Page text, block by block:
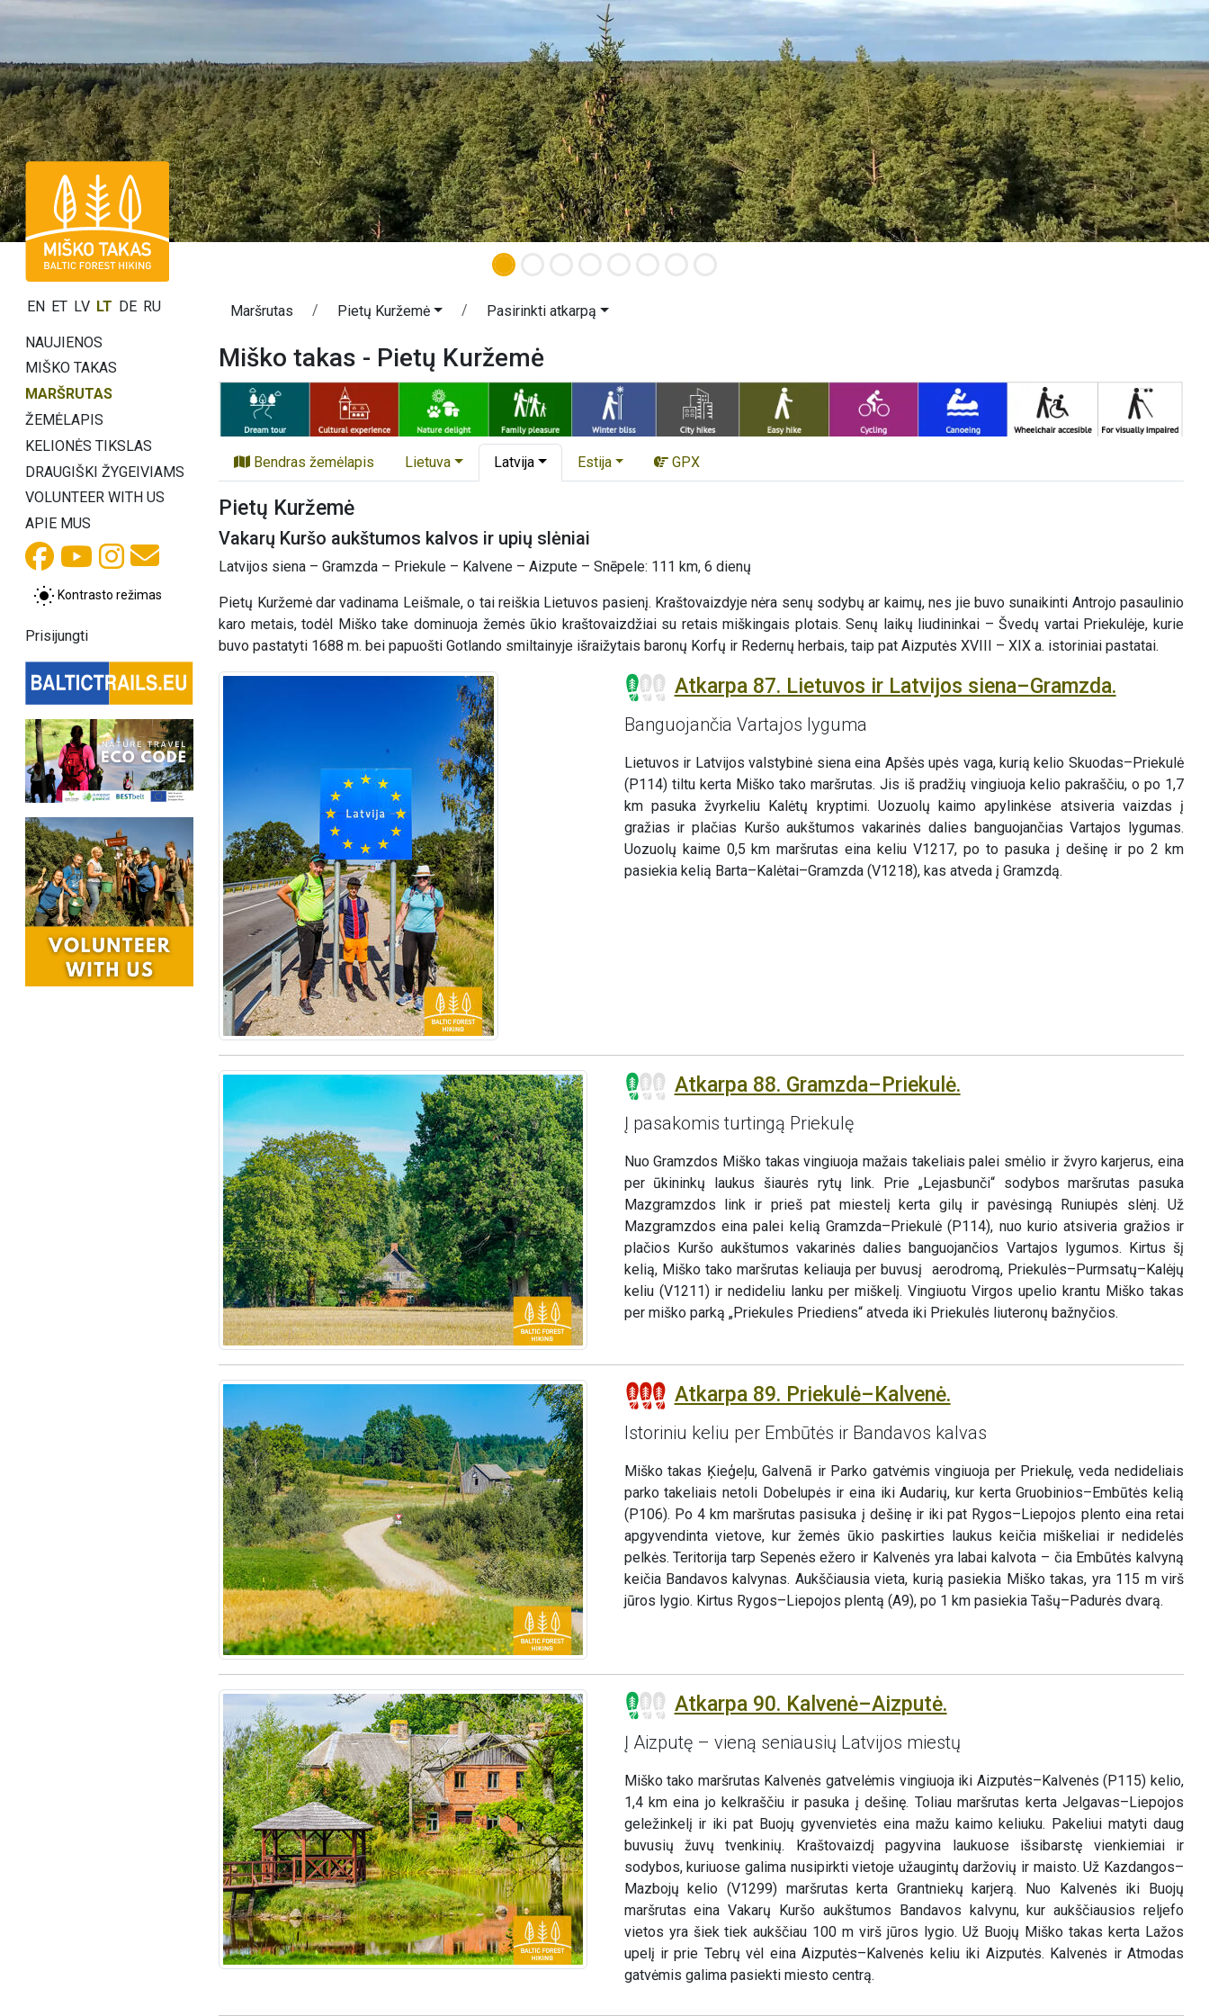
EN ET LV LT DE RU
NAUJIENOS
MIŠKO TAKAS
MARŠRUTAS
ŽEMĖLAPIS
KELIONĖS TIKSLAS
DRAUGIŠKI ŽYGEIVIAMS
VOLUNTEER WITH US
APIE MUS
Kontrasto režimas
Prisijungti
Maršrutas Pietų Kuržemė Pasirinkti atkarpą
Miško takas - Pietų Kuržemė
Bendras žemėlapis Lietuva Latvija Estija GPX
Pietų Kuržemė
Vakarų Kuršo aukštumos kalvos ir upių slėniai
Latvijos siena – Gramzda – Priekule – Kalvene – Aizpute – Snēpele: 111 km, 6 dienų
Pietų Kuržemė dar vadinama Leišmale, o tai reiškia Lietuvos pasienį. Kraštovaizdyje nėra senų sodybų ar kaimų, nes jie buvo sunaikinti Antrojo pasaulinio
karo metais, todėl Miško take dominuoja žemės ūkio kraštovaizdžiai su retais miškingais plotais. Senų laikų liudininkai – Švedų vartai Priekulėje, kurie
buvo pastatyti 1688 m. bei papuošti Gotlando smiltainyje išraižytais baronų Korfų ir Redernų herbais, taip pat Aizputės XVIII – XIX a. istoriniai pastatai.
Atkarpa 87. Lietuvos ir Latvijos siena–Gramzda.
Banguojančia Vartajos lyguma
Lietuvos ir Latvijos valstybinė siena eina Apšės upės vaga, kurią kelio Skuodas–Priekulė
(P114) tiltu kerta Miško tako maršrutas. Jis iš pradžių vingiuoja kelio pakraščiu, o po 1,7
km pasuka žvyrkeliu Kalėtų kryptimi. Uozuolų kaimo apylinkėse atsiveria vaizdas į
gražias ir plačias Kuršo aukštumos vakarinės dalies banguojančias Vartajos lygumas.
Uozuolų kaime 0,5 km maršrutas eina keliu V1217, po to pasuka į dešinę ir po 2 km
pasiekia kelią Barta–Kalėtai–Gramzda (V1218), kas atveda į Gramzdą.
Atkarpa 88. Gramzda–Priekulė.
Į pasakomis turtingą Priekulę
Nuo Gramzdos Miško takas vingiuoja mažais takeliais palei smėlio ir žvyro karjerus, eina
per ūkininkų laukus šiaurės rytų link. Prie „Lejasbunči“ sodybos maršrutas pasuka
Mazgramzdos link ir prieš pat miestelį kerta gilų ir pavėsingą Runiupės slėnį. Už
Mazgramzdos eina palei kelią Gramzda–Priekulė (P114), nuo kurio atsiveria gražios ir
plačios Kuršo aukštumos vakarinės dalies banguojančios Vartajos lygumos. Kirtus šį
kelią, Miško tako maršrutas keliauja per buvusį aerodromą, Priekulės–Purmsatų–Kalėjų
keliu (V1211) ir nedideliu lanku per miškelį. Vingiuotu Virgos upelio krantu Miško takas
per miško parką „Priekules Priediens“ atveda iki Priekulės liuteronų bažnyčios.
Atkarpa 89. Priekulė–Kalvenė.
Istoriniu keliu per Embūtės ir Bandavos kalvas
Miško takas Ķieģeļu, Galvenā ir Parko gatvėmis vingiuoja per Priekulę, veda nedideliais
parko takeliais netoli Dobelupės ir eina iki Audarių, kur kerta Gruobinios–Embūtės kelią
(P106). Po 4 km maršrutas pasisuka į dešinę ir iki pat Rygos–Liepojos plento eina retai
apgyvendinta vietove, kur žemės ūkio paskirties laukus keičia miškeliai ir nedidelės
pelkės. Teritorija tarp Sepenės ežero ir Kalvenės yra labai kalvota – čia Embūtės kalvyną
keičia Bandavos kalvynas. Aukščiausia vieta, kurią pasiekia Miško takas, yra 115 m virš
jūros lygio. Kirtus Rygos–Liepojos plentą (A9), po 1 km pasiekia Tašų–Padurės dvarą.
Atkarpa 90. Kalvenė–Aizputė.
Į Aizputę – vieną seniausių Latvijos miestų
Miško tako maršrutas Kalvenės gatvelėmis vingiuoja iki Aizputės–Kalvenės (P115) kelio,
1,4 km eina jo kelkraščiu ir pasuka į dešinę. Toliau maršrutas kerta Jelgavas–Liepojos
geležinkelį ir iki pat Buojų gyvenvietės eina mažu kaimo keliuku. Pakeliui matyti daug
buvusių žuvų tvenkinių. Kraštovaizdį pagyvina laukuose išsibarstę vienkiemiai ir
sodybos, kuriuose galima nusipirkti vietoje užaugintų daržovių ir maisto. Už Kazdangos–
Mazbojų kelio (V1299) maršrutas kerta Grantniekų karjerą. Nuo Kalvenės iki Buojų
maršrutas eina Vakarų Kuršo aukštumos Bandavos kalvynu, kur aukščiausios reljefo
vietos yra šiek tiek aukščiau 100 m virš jūros lygio. Už Buojų Miško takas kerta Lažos
upelį ir prie Tebrų vėl eina Aizputės–Kalvenės keliu iki Aizputės. Kalvenės ir Atmodas
gatvėmis galima pasiekti miesto centrą.